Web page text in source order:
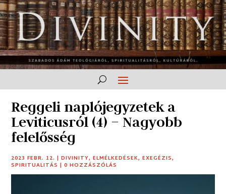
Reggeli naplójegyzetek a
Leviticusról (4) – Nagyobb
felelősség
2023 FEBR. 12. |DIVINITY,ELMÉLKEDÉSEK,EXEGÉZIS,
SPIRITUALITÁS |0 HOZZÁSZÓLÁS